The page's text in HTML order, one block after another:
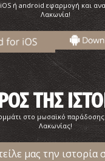
ή android εφαρμογή και
Λακωνία!
ΤΗΣ
στο μωσαϊκό
Λακωνίας!
μας την ιστορία